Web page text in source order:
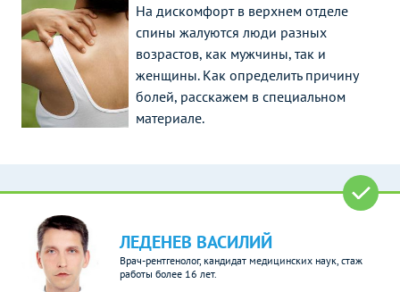
На дискомфорт в верхнем отделе
спины жалуются люди разных
возрастов, как мужчины, так и
женщины. Как определить причину
болей, расскажем в специальном
материале.
ЛЕДЕНЕВ ВАСИЛИЙ
Врач-рентгенолог, кандидат медицинских наук, стаж
работы более 16 лет.